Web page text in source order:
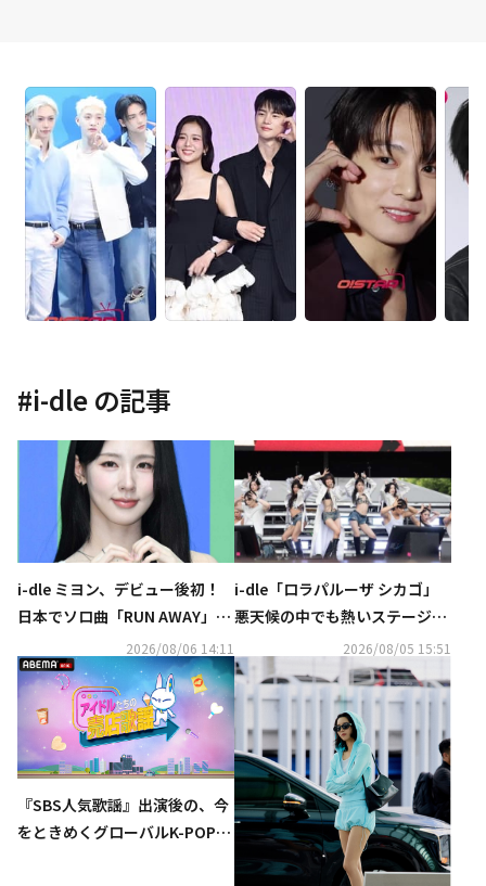
#i-dle の記事
i-dle ミヨン、デビュー後初！
日本でソロ曲「RUN AWAY」を
8月10日にリリース2026/08/06 14:11
i-dle「ロラパルーザ シカゴ」
悪天候の中でも熱いステージで
魅了！初公開の新曲パフォーマ
ンスも
2026/08/05 15:51
『SBS人気歌謡』出演後の、今
をときめくグローバルK-POPア